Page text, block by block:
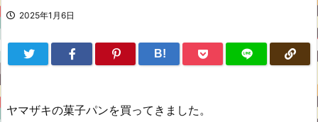
2025年1月6日
B!
ヤマザキの菓子パンを買ってきました。